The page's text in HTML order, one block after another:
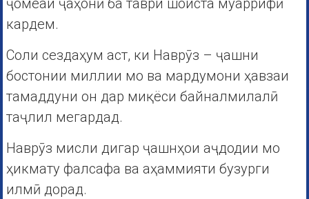
ҷомеаи ҷаҳонӣ ба таври шоиста муаррифӣ
кардем.
Соли сездаҳум аст, ки Наврӯз – ҷашни
бостонии миллии мо ва мардумони ҳавзаи
тамаддуни он дар миқёси байналмилалӣ
таҷлил мегардад.
Наврӯз мисли дигар ҷашнҳои аҷдодии мо
ҳикмату фалсафа ва аҳаммияти бузурги
илмӣ дорад.